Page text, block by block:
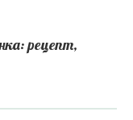
рецепт,